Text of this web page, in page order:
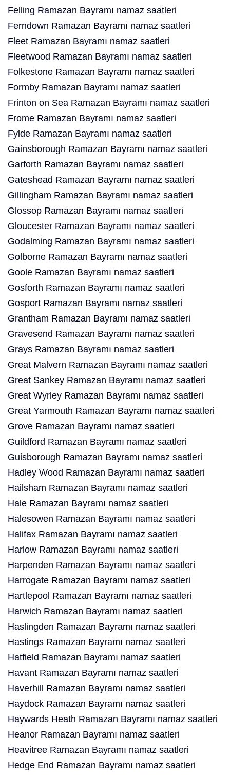
Felling Ramazan Bayramı namaz saatleri
Ferndown Ramazan Bayramı namaz saatleri
Fleet Ramazan Bayramı namaz saatleri
Fleetwood Ramazan Bayramı namaz saatleri
Folkestone Ramazan Bayramı namaz saatleri
Formby Ramazan Bayramı namaz saatleri
Frinton on Sea Ramazan Bayramı namaz saatleri
Frome Ramazan Bayramı namaz saatleri
Fylde Ramazan Bayramı namaz saatleri
Gainsborough Ramazan Bayramı namaz saatleri
Garforth Ramazan Bayramı namaz saatleri
Gateshead Ramazan Bayramı namaz saatleri
Gillingham Ramazan Bayramı namaz saatleri
Glossop Ramazan Bayramı namaz saatleri
Gloucester Ramazan Bayramı namaz saatleri
Godalming Ramazan Bayramı namaz saatleri
Golborne Ramazan Bayramı namaz saatleri
Goole Ramazan Bayramı namaz saatleri
Gosforth Ramazan Bayramı namaz saatleri
Gosport Ramazan Bayramı namaz saatleri
Grantham Ramazan Bayramı namaz saatleri
Gravesend Ramazan Bayramı namaz saatleri
Grays Ramazan Bayramı namaz saatleri
Great Malvern Ramazan Bayramı namaz saatleri
Great Sankey Ramazan Bayramı namaz saatleri
Great Wyrley Ramazan Bayramı namaz saatleri
Great Yarmouth Ramazan Bayramı namaz saatleri
Grove Ramazan Bayramı namaz saatleri
Guildford Ramazan Bayramı namaz saatleri
Guisborough Ramazan Bayramı namaz saatleri
Hadley Wood Ramazan Bayramı namaz saatleri
Hailsham Ramazan Bayramı namaz saatleri
Hale Ramazan Bayramı namaz saatleri
Halesowen Ramazan Bayramı namaz saatleri
Halifax Ramazan Bayramı namaz saatleri
Harlow Ramazan Bayramı namaz saatleri
Harpenden Ramazan Bayramı namaz saatleri
Harrogate Ramazan Bayramı namaz saatleri
Hartlepool Ramazan Bayramı namaz saatleri
Harwich Ramazan Bayramı namaz saatleri
Haslingden Ramazan Bayramı namaz saatleri
Hastings Ramazan Bayramı namaz saatleri
Hatfield Ramazan Bayramı namaz saatleri
Havant Ramazan Bayramı namaz saatleri
Haverhill Ramazan Bayramı namaz saatleri
Haydock Ramazan Bayramı namaz saatleri
Haywards Heath Ramazan Bayramı namaz saatleri
Heanor Ramazan Bayramı namaz saatleri
Heavitree Ramazan Bayramı namaz saatleri
Hedge End Ramazan Bayramı namaz saatleri